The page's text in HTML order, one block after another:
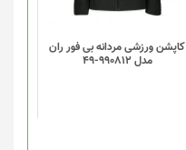
کاپشن ورزشی مردانه بی فور ران
مدل 990812-49